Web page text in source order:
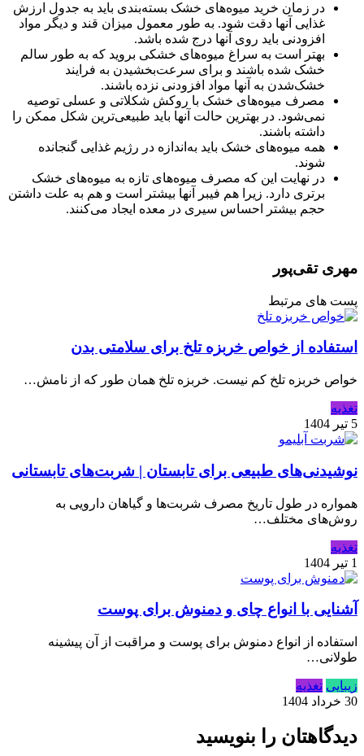
در زمان خرید میوه‌های خشک بسته‌بندی باید به جدول ارزش
غذایی آنها دقت شود. به طور معمول میزان قند و دیگر مواد
افزودنی باید روی آنها درج شده باشد.
بهتر است به سراغ میوه‌های خشکی بروید که به طور سالم
خشک شده باشند و برای سرعت‌بخشیدن به فرایند
خشک‌شدن به آنها مواد افزودنی نزده باشند.
مصرف میوه‌های خشک با روکش شکلاتی و عسلی توصیه
نمی‌شود. در بهترین حالت آنها باید طبیعی‌ترین شکل ممکن را
داشته باشند.
همه میوه‌های خشک باید به‌اندازه در رژیم غذایی گنجانده
شوند.
در نهایت این که مصرف میوه‌های تازه به میوه‌های خشک
برتری دارد. زیرا هم فیبر آنها بیشتر است و هم به علت داشتن
حجم بیشتر احساس سیری در معده ایجاد می‌کنند.
مهری تقی‌پور
پست های مرتبط
استفاده از خواص خربزه تلخ برای سلامتی بدن
خواص خربزه تلخ کم نیست. خربزه تلخ همان طور که از نامش…
تغذیه
5 تیر 1404
نوشیدنی‌های طبیعی برای تابستان | شربت‌های تابستانی
همواره در طول تاریخ مصرف شربت‌ها و گیاهان دارویی به
روش‌های مختلف…
تغذیه
1 تیر 1404
آشنایی با انواع چای و دمنوش برای پوست
استفاده از انواع دمنوش برای پوست و مراقبت از آن پیشینه
طولانی…
زیبایی تغذیه
30 خرداد 1404
دیدگاهتان را بنویسید